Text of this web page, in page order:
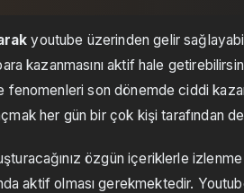
youtube üzerinden gelir
para kazanmasını aktif hale
fenomenleri son dönemde ciddi
her gün bir çok kişi tarafından
özgün içeriklerle
aktif olması gerekmektedir.